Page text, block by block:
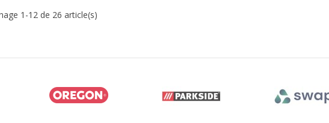
1-12 de 26 article(s)